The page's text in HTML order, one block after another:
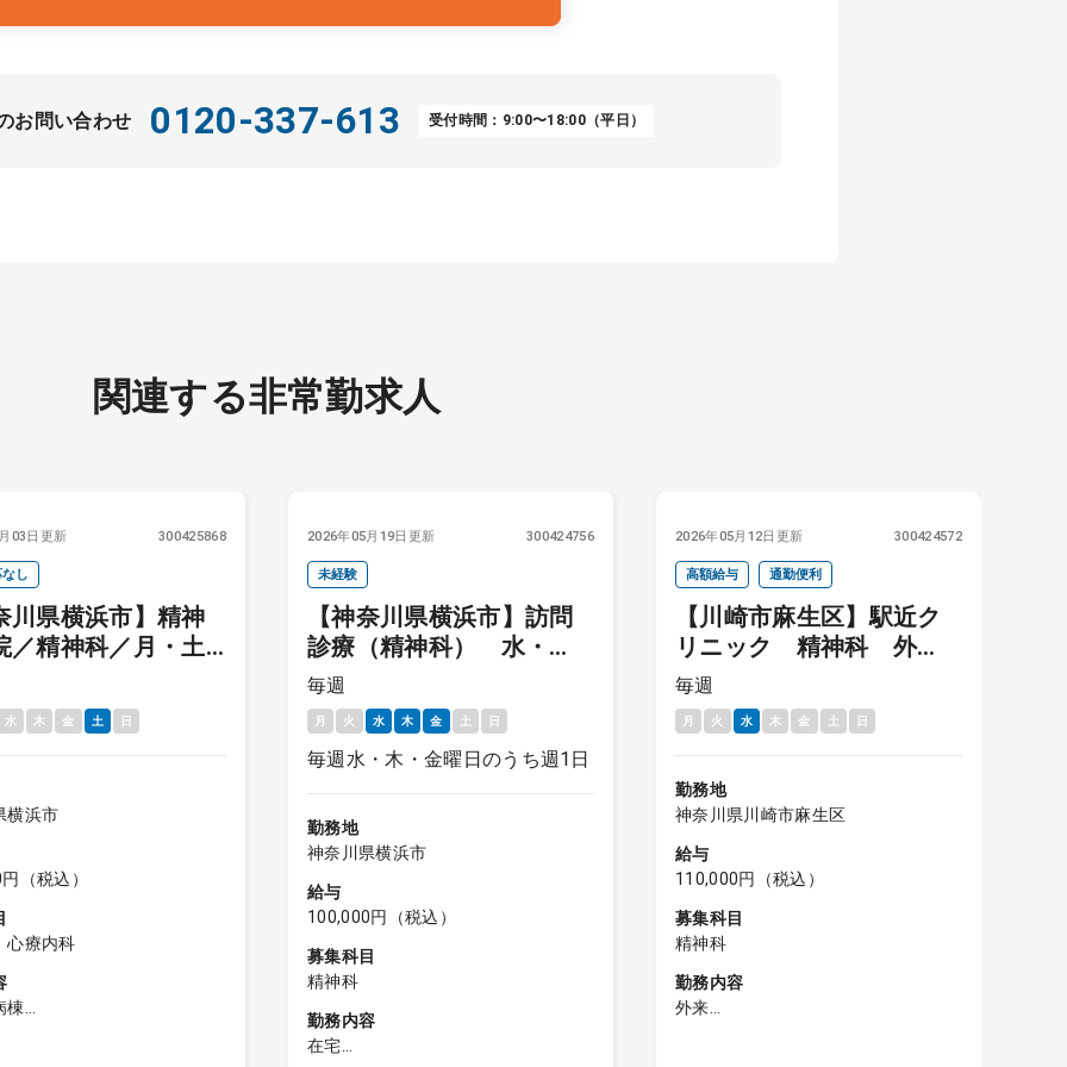
お問い合わせ 0120-337-613 受付時間：9:00〜18:00（平日）
関連する非常勤求人
03日更新 300425868
し
川県横浜市】精神
／精神科／月・土
棟管理／100,000円
水 木 金 土 日
横浜市
（税込）
心療内科
棟
2026年05月19日更新 300424756
未経験
【神奈川県横浜市】訪問
診療（精神科） 水・
木・金のうち週1日 訪問
診療未経験の先生も歓迎
★
毎週
月 火 水 木 金 土 日
毎週水・木・金曜日のうち週1日
勤務地
神奈川県横浜市
給与
100,000円（税込）
募集科目
精神科
勤務内容
在宅
2026年05月12日更新 300424572
高額給与 通勤便利
【川崎市麻生区】駅近ク
リニック 精神科 外
来 毎週水曜日 指定医
必須
毎週
月 火 水 木 金 土 日
勤務地
神奈川県川崎市麻生区
給与
110,000円（税込）
募集科目
精神科
勤務内容
外来